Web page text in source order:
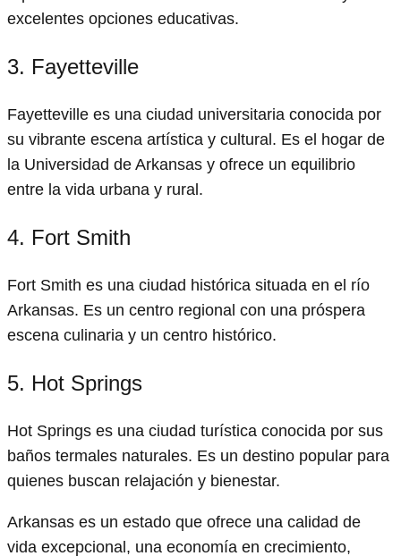
excelentes opciones educativas.
3. Fayetteville
Fayetteville es una ciudad universitaria conocida por
su vibrante escena artística y cultural. Es el hogar de
la Universidad de Arkansas y ofrece un equilibrio
entre la vida urbana y rural.
4. Fort Smith
Fort Smith es una ciudad histórica situada en el río
Arkansas. Es un centro regional con una próspera
escena culinaria y un centro histórico.
5. Hot Springs
Hot Springs es una ciudad turística conocida por sus
baños termales naturales. Es un destino popular para
quienes buscan relajación y bienestar.
Arkansas es un estado que ofrece una calidad de
vida excepcional, una economía en crecimiento,